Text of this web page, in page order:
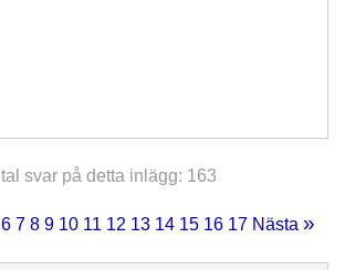
svar på detta inlägg: 163
6 7 8 9 10 11 12 13 14 15 16 17 Nästa »